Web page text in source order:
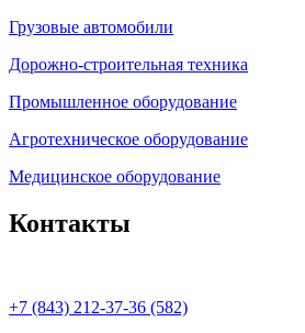
Грузовые автомобили
Дорожно-строительная техника
Промышленное оборудование
Агротехническое оборудование
Медицинское оборудование
Контакты
+7 (843) 212-37-36 (582)